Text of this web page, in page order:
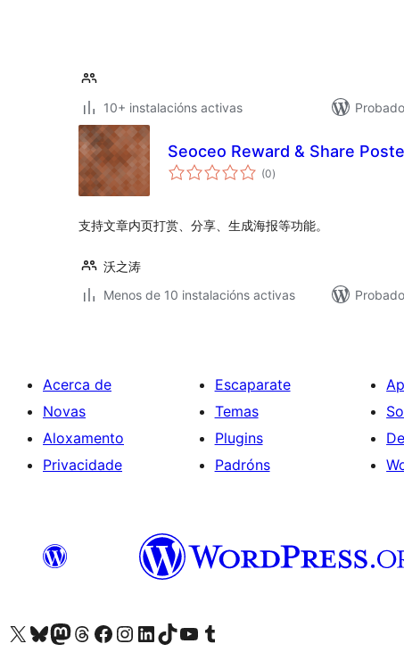
10+ instalacións activas
Seoceo Reward & Share
(0valoracións
totais
)
支持文章内页打赏、分享、生成海报等功能。
沃之涛
Menos de 10 instalacións activas
Acerca de
Novas
Aloxamento
Privacidade
Escaparate
Temas
Plugins
Padróns
Visita la cuenta de X (anteriormente Twitter)
Visita a nosa conta de Bluesky
Visita a nosa conta de Mastodon
Visita a nosa conta de Threads
Visita a nosa páxina de Facebook
Visita a nosa conta de Instagram
Visita a nosa conta de LinkedIn
Visita a nosa conta de TikTok
Visita a nosa canle de YouTube
Visita a nosa conta de Tumblr